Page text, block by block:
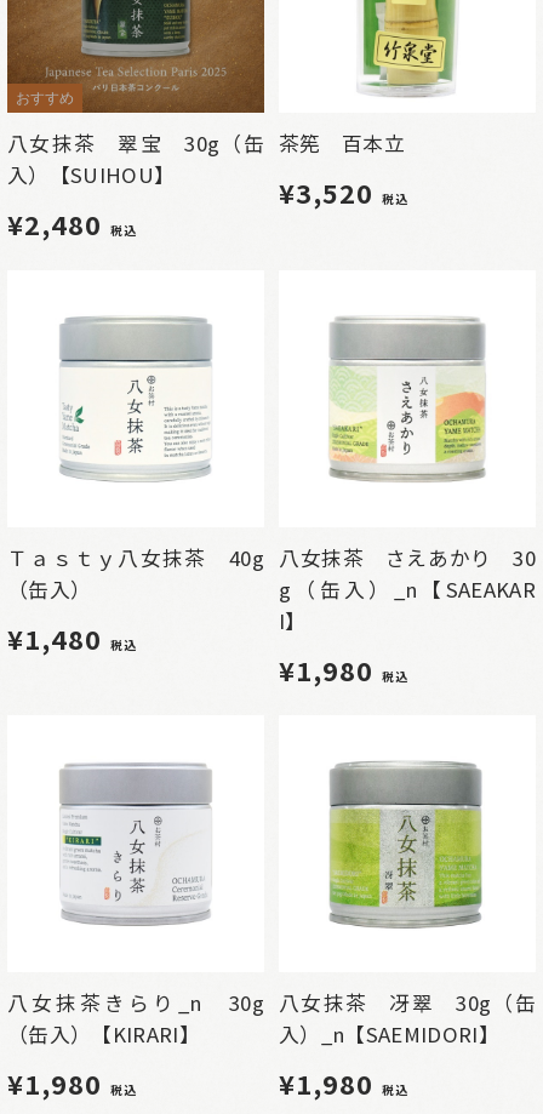
おすすめ
八女抹茶 翠宝 30g（缶
入）【SUIHOU】
¥2,480 税込
茶筅 百本立
¥3,520 税込
Ｔａｓｔｙ八女抹茶 40g
（缶入）
¥1,480 税込
八女抹茶 さえあかり 30
g（缶入）_n【SAEAKAR
I】
¥1,980 税込
八女抹茶きらり_n 30g
（缶入）【KIRARI】
¥1,980 税込
八女抹茶 冴翠 30g（缶
入）_n【SAEMIDORI】
¥1,980 税込